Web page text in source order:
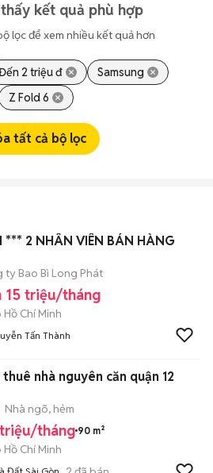
kết quả phù hợp
lọc để xem nhiều kết quả hơn
2 triệu đ
Samsung
Z Fold 6
tất cả bộ lọc
*** 2 NHÂN VIÊN BÁN HÀNG
ty Bao Bì Long Phát
15 triệu/tháng
Hồ Chí Minh
Tấn Thành
thuê nhà nguyên căn quận 12
Nhà ngõ, hẻm
tháng 90 m²
Hồ Chí Minh